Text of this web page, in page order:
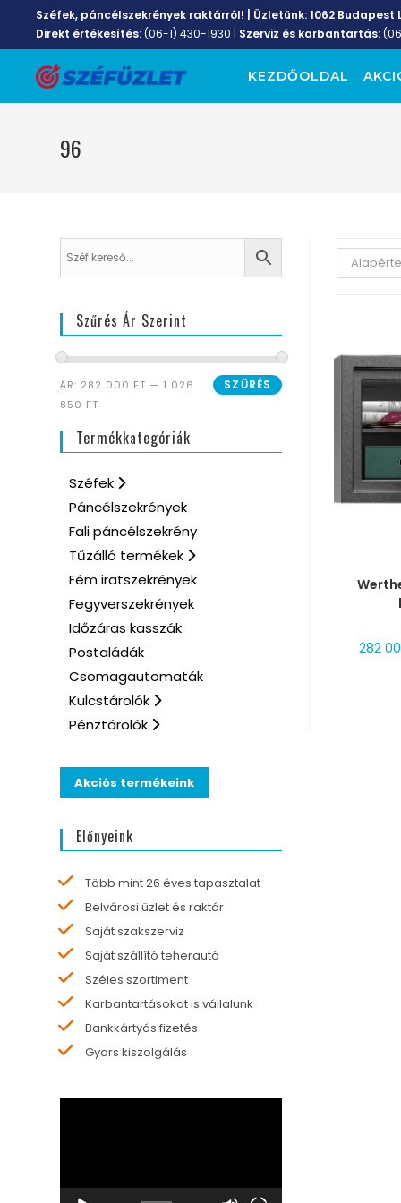
Széfek, páncélszekrények raktárról! | Üzletünk:1062 Budapest
Direkt értékesítés:(06-1) 430-1930 | Szerviz és karbantartás:
KEZDŐOLDAL
96
282
Szűrés Ár Szerint
SZŰRÉS
ÁR: 282 000 FT — 1 026
850 FT
Termékkategóriák
Széfek
Páncélszekrények
Fali páncélszekrény
Tűzálló termékek
Fém iratszekrények
Fegyverszekrények
Időzáras kasszák
Postaládák
Csomagautomaták
Kulcstárolók
Pénztárolók
Akciós termékeink
Előnyeink
Több mint 26 éves tapasztalat
Belvárosi üzlet és raktár
Saját szakszerviz
Saját szállító teherautó
Széles szortiment
Karbantartásokat is vállalunk
Bankkártyás fizetés
Gyors kiszolgálás